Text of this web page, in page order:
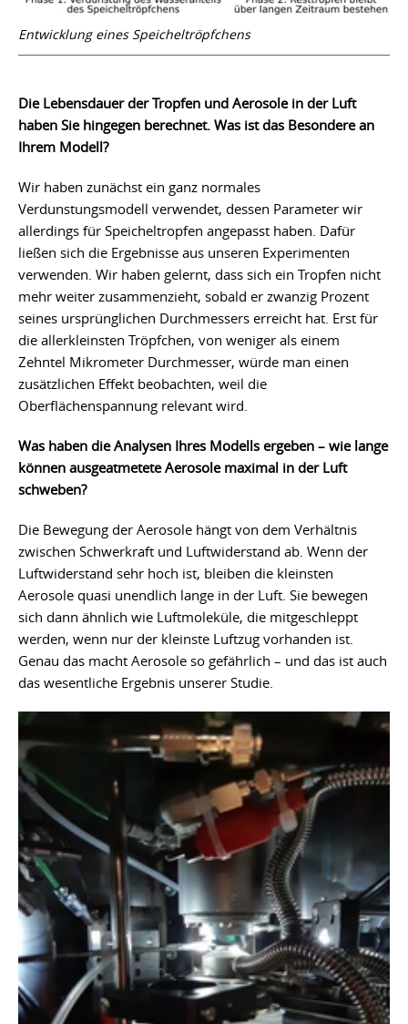
Entwicklung eines Speicheltröpfchens
Die Lebensdauer der Tropfen und Aerosole in der Luft
haben Sie hingegen berechnet. Was ist das Besondere an
Ihrem Modell?
Wir haben zunächst ein ganz normales
Verdunstungsmodell verwendet, dessen Parameter wir
allerdings für Speicheltropfen angepasst haben. Dafür
ließen sich die Ergebnisse aus unseren Experimenten
verwenden. Wir haben gelernt, dass sich ein Tropfen nicht
mehr weiter zusammenzieht, sobald er zwanzig Prozent
seines ursprünglichen Durchmessers erreicht hat. Erst für
die allerkleinsten Tröpfchen, von weniger als einem
Zehntel Mikrometer Durchmesser, würde man einen
zusätzlichen Effekt beobachten, weil die
Oberflächenspannung relevant wird.
Was haben die Analysen Ihres Modells ergeben – wie lange
können ausgeatmetete Aerosole maximal in der Luft
schweben?
Die Bewegung der Aerosole hängt von dem Verhältnis
zwischen Schwerkraft und Luftwiderstand ab. Wenn der
Luftwiderstand sehr hoch ist, bleiben die kleinsten
Aerosole quasi unendlich lange in der Luft. Sie bewegen
sich dann ähnlich wie Luftmoleküle, die mitgeschleppt
werden, wenn nur der kleinste Luftzug vorhanden ist.
Genau das macht Aerosole so gefährlich – und das ist auch
das wesentliche Ergebnis unserer Studie.